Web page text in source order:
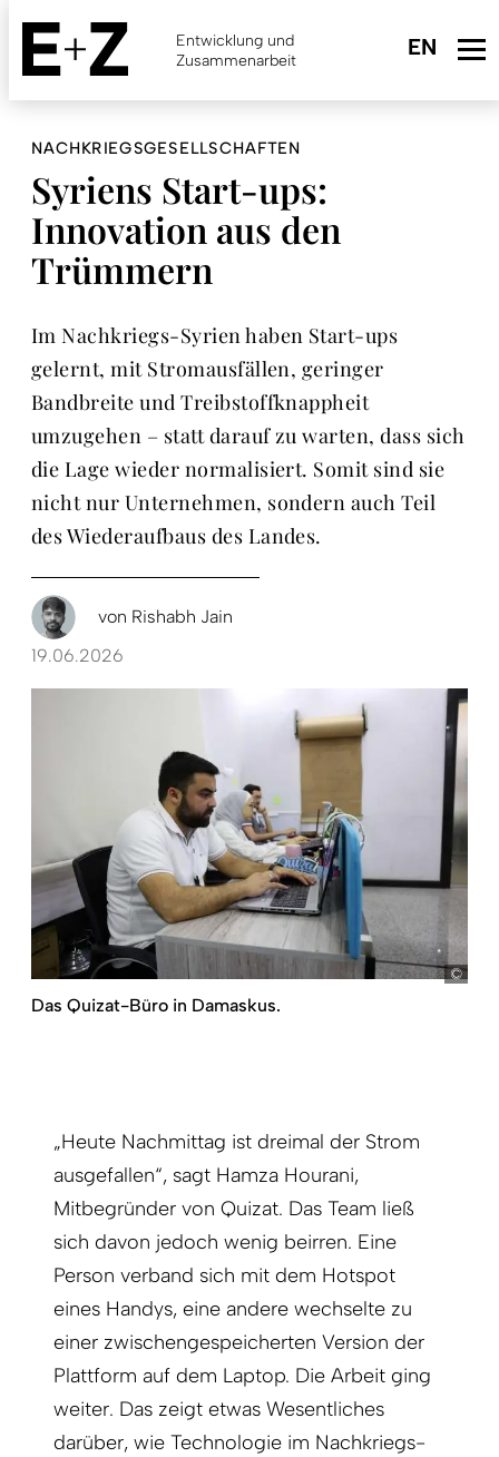
Skip
main
content
Entwicklung und
Zusammenarbeit
NACHKRIEGSGESELLSCHAFTEN
Syriens Start-ups:
Innovation aus den
Trümmern
Im Nachkriegs-Syrien haben Start-ups
gelernt, mit Stromausfällen, geringer
Bandbreite und Treibstoffknappheit
umzugehen – statt darauf zu warten, dass sich
die Lage wieder normalisiert. Somit sind sie
nicht nur Unternehmen, sondern auch Teil
des Wiederaufbaus des Landes.
von Rishabh Jain
19.06.2026
Das Quizat-Büro in Damaskus.
„Heute Nachmittag ist dreimal der Strom
ausgefallen“, sagt Hamza Hourani,
Mitbegründer von Quizat. Das Team ließ
sich davon jedoch wenig beirren. Eine
Person verband sich mit dem Hotspot
eines Handys, eine andere wechselte zu
einer zwischen­gespeicherten Version der
Plattform auf dem Laptop. Die Arbeit ging
weiter. Das zeigt etwas Wesentliches
darüber, wie Technologie im Nachkriegs-